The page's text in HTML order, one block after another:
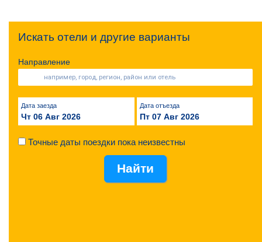
Искать отели и другие варианты
Направление
Дата заезда
Чт 06 Авг 2026
Дата отъезда
Пт 07 Авг 2026
Точные даты поездки пока неизвестны